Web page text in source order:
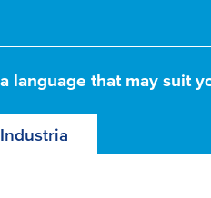
language that may suit
Industria